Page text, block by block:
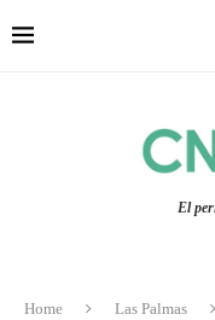
El
Home Las Palmas